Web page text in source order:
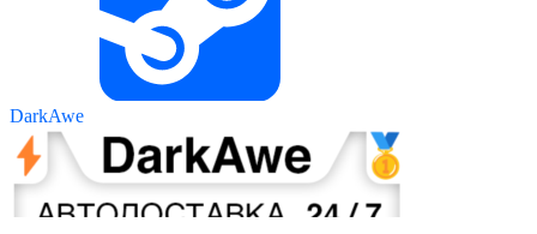
DarkAwe